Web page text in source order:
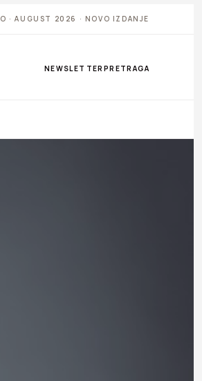
· AUGUST 2026 · NOVO IZDANJE
NEWSLETTER PRETRAGA